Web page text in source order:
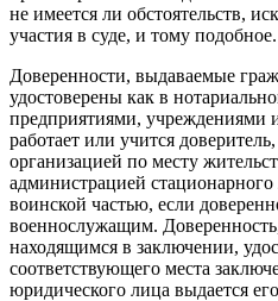
не имеется ли обстоятельств,
участия в суде, и тому подобное.
Доверенности, выдаваемые
удостоверены как в
предприятиями, учреждениями
работает или учится
организацией по месту
администрацией
воинской частью, если
военнослужащим.
находящимся в заключении,
соответствующего места
юридического лица выдается